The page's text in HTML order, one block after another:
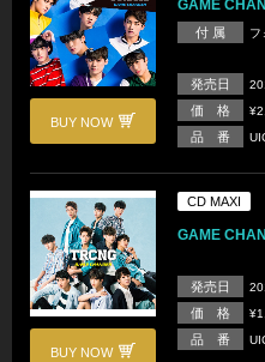
BUY NOW
GAME
付 属 フ
発売日
価 格
品 番
BUY NOW
CD MAXI
GAME
発売日
価 格
品 番